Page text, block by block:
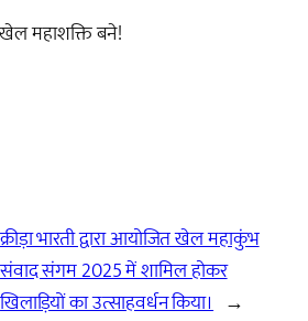
महाशक्ति बने!
क्रीड़ा भारती द्वारा आयोजित खेल महाकुंभ
संवाद संगम 2025 में शामिल होकर
खिलाड़ियों का उत्साहवर्धन किया। →